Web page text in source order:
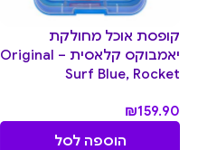
קופסת אוכל מחולקת
יאמבוקס קלאסית Original –
Surf Blue, Rocket
₪159.90
הוספה לסל